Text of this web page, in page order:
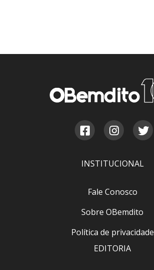
INSTITUCIONAL
Fale Conosco
Sobre OBemdito
Política de privacidade
EDITORIA